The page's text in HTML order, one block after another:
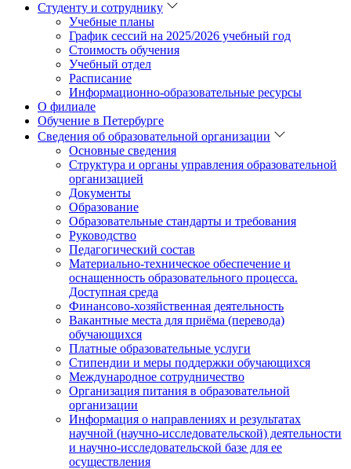
Студенту и сотруднику
Учебные планы
График сессий на 2025/2026 учебный год
Стоимость обучения
Учебный отдел
Расписание
Информационно-образовательные ресурсы
О филиале
Обучение в Петербурге
Сведения об образовательной организации
Основные сведения
Структура и органы управления образовательной
организацией
Документы
Образование
Образовательные стандарты и требования
Руководство
Педагогический состав
Материально-техническое обеспечение и
оснащенность образовательного процесса.
Доступная среда
Финансово-хозяйственная деятельность
Вакантные места для приёма (перевода)
обучающихся
Платные образовательные услуги
Стипендии и меры поддержки обучающихся
Международное сотрудничество
Организация питания в образовательной
организации
Информация о направлениях и результатах
научной (научно-исследовательской) деятельности
и научно-исследовательской базе для ее
осуществления